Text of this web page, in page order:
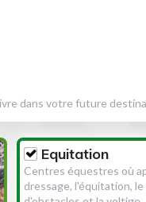
dans votre future
Equitation
Centres équestres où
dressage, l'équitation, le